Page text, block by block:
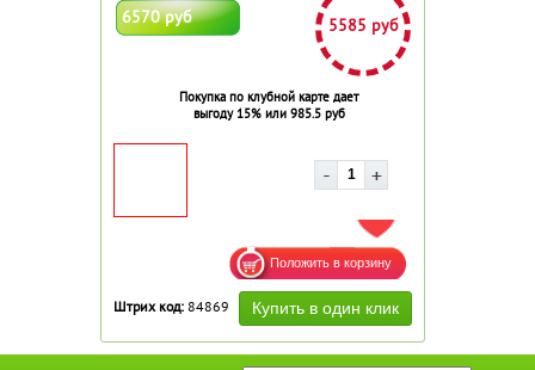
6570 руб 5585 руб
Покупка по клубной карте дает
выгоду 15% или 985.5 руб
ДОБАВИТЬ В ИЗБРАННОЕ
Штрих код: 84869